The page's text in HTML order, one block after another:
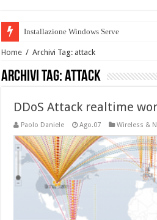
Installazione Windows Server 2022
Home / Archivi Tag: attack
Archivi Tag:attack
DDoS Attack realtime
Paolo Daniele Ago.07 Wireless &